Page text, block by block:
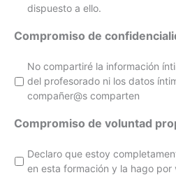
dispuesto a ello.
Compromiso de
No compartiré la información
del profesorado ni los datos
compañer@s comparten
Compromiso de voluntad
Declaro que estoy
en esta formación y la hago por